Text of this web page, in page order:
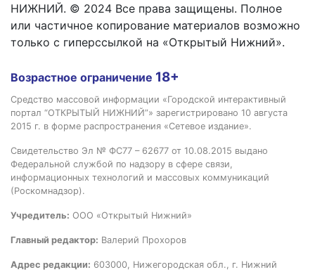
НИЖНИЙ. © 2024 Все права защищены. Полное
или частичное копирование материалов возможно
только с гиперссылкой на «Открытый Нижний».
Возрастное ограничение 18+
Средство массовой информации «Городской интерактивный
портал “ОТКРЫТЫЙ НИЖНИЙ”» зарегистрировано 10 августа
2015 г. в форме распространения «Сетевое издание».
Свидетельство Эл № ФС77 – 62677 от 10.08.2015 выдано
Федеральной службой по надзору в сфере связи,
информационных технологий и массовых коммуникаций
(Роскомнадзор).
Учредитель: ООО «Открытый Нижний»
Главный редактор: Валерий Прохоров
Адрес редакции: 603000, Нижегородская обл., г. Нижний